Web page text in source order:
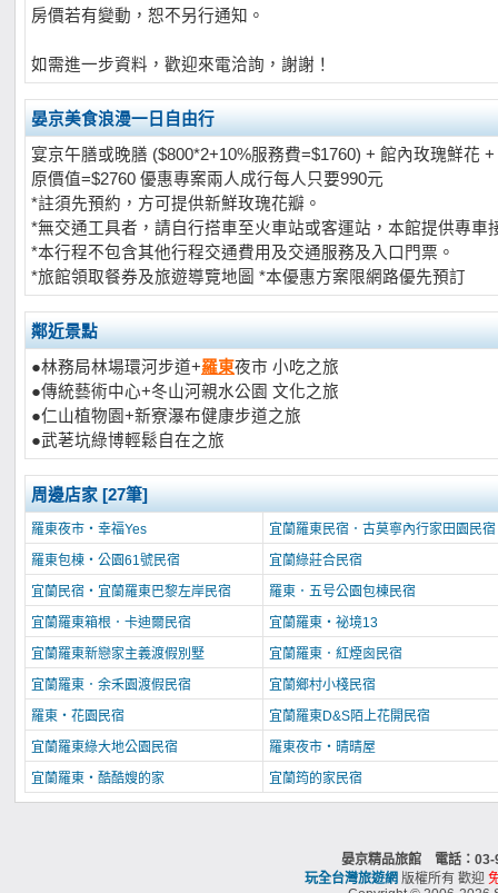
房價若有變動，恕不另行通知。
如需進一步資料，歡迎來電洽詢，謝謝！
晏京美食浪漫一日自由行
宴京午膳或晚膳 ($800*2+10%服務費=$1760) + 館內玫瑰鮮花
原價值=$2760 優惠專案兩人成行每人只要990元
*註須先預約，方可提供新鮮玫瑰花瓣。
*無交通工具者，請自行搭車至火車站或客運站，本館提供專車
*本行程不包含其他行程交通費用及交通服務及入口門票。
*旅館領取餐券及旅遊導覽地圖 *本優惠方案限網路優先預訂
鄰近景點
●林務局林場環河步道+羅東夜市 小吃之旅
●傳統藝術中心+冬山河親水公園 文化之旅
●仁山植物園+新寮瀑布健康步道之旅
●武荖坑綠博輕鬆自在之旅
周邊店家 [27筆]
羅東夜市‧幸福Yes
宜蘭羅東民宿．古莫寧內行家田園民宿
羅東包棟‧公園61號民宿
宜蘭綠莊合民宿
宜蘭民宿‧宜蘭羅東巴黎左岸民宿
羅東．五号公園包棟民宿
宜蘭羅東箱根．卡迪爾民宿
宜蘭羅東‧祕境13
宜蘭羅東新戀家主義渡假別墅
宜蘭羅東．紅煙囪民宿
宜蘭羅東．余禾園渡假民宿
宜蘭鄉村小棧民宿
羅東‧花園民宿
宜蘭羅東D&S陌上花開民宿
宜蘭羅東綠大地公園民宿
羅東夜市‧晴晴屋
宜蘭羅東‧酷酷嫂的家
宜蘭筠的家民宿
晏京精品旅館 電話：
玩全台灣旅遊網 版權所有 歡迎